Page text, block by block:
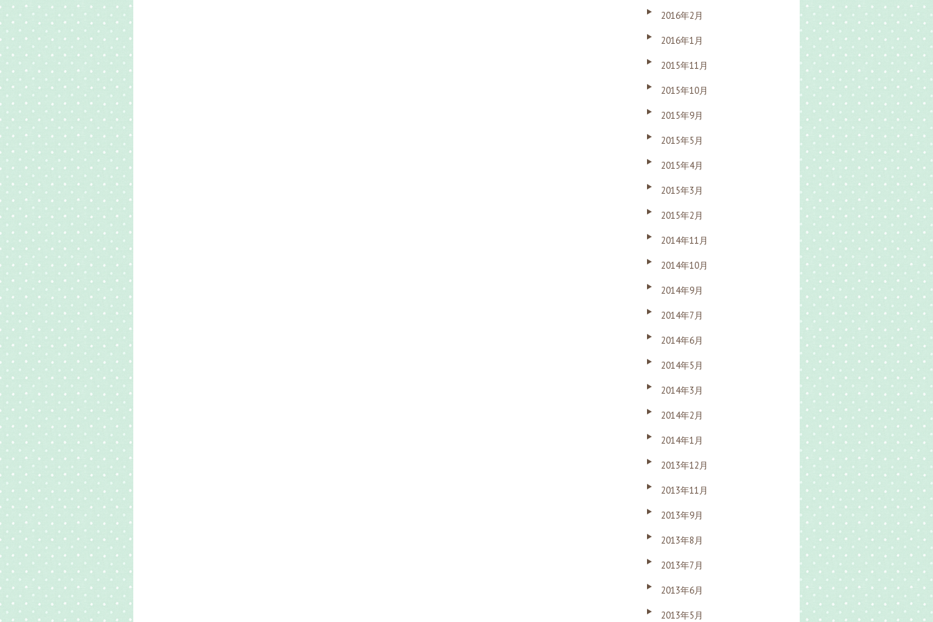
2016年2月
2016年1月
2015年11月
2015年10月
2015年9月
2015年5月
2015年4月
2015年3月
2015年2月
2014年11月
2014年10月
2014年9月
2014年7月
2014年6月
2014年5月
2014年3月
2014年2月
2014年1月
2013年12月
2013年11月
2013年9月
2013年8月
2013年7月
2013年6月
2013年5月